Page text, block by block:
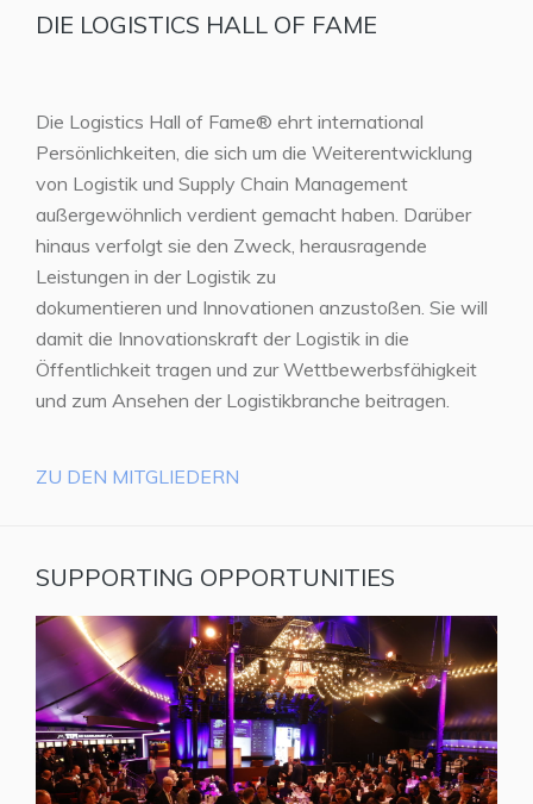
DIE LOGISTICS HALL OF FAME
Die Logistics Hall of Fame® ehrt international
Persönlichkeiten, die sich um die Weiterentwicklung
von Logistik und Supply Chain Management
außergewöhnlich verdient gemacht haben. Darüber
hinaus verfolgt sie den Zweck, herausragende
Leistungen in der Logistik zu
dokumentieren und Innovationen anzustoßen. Sie will
damit die Innovationskraft der Logistik in die
Öffentlichkeit tragen und zur Wettbewerbsfähigkeit
und zum Ansehen der Logistikbranche beitragen.
ZU DEN MITGLIEDERN
SUPPORTING OPPORTUNITIES